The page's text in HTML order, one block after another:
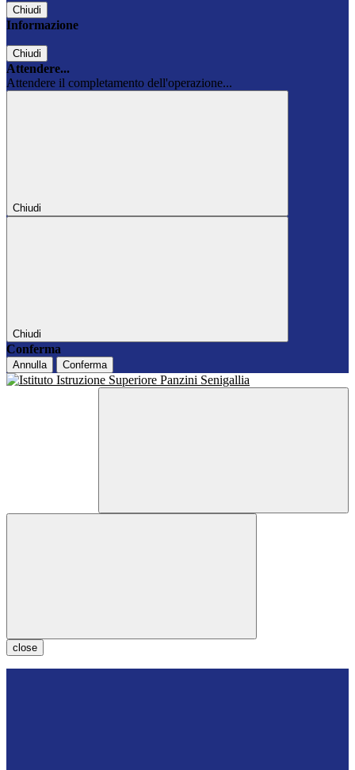
Chiudi
Informazione
Chiudi
Attendere...
Attendere il completamento dell'operazione...
Chiudi
Chiudi
Conferma
Annulla Conferma
close